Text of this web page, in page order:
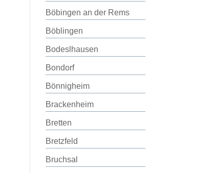
Böbingen an der Rems
Böblingen
Bodeslhausen
Bondorf
Bönnigheim
Brackenheim
Bretten
Bretzfeld
Bruchsal